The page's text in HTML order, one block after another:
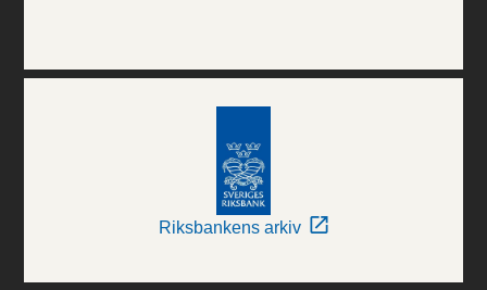
Riksbankens arkiv